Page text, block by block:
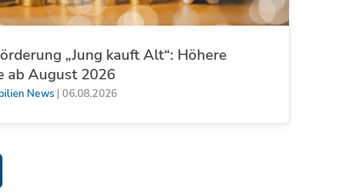
„Jung kauft Alt“: Höhere
ab August 2026
News| 06.08.2026